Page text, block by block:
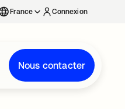
France Connexion
Nous contacter